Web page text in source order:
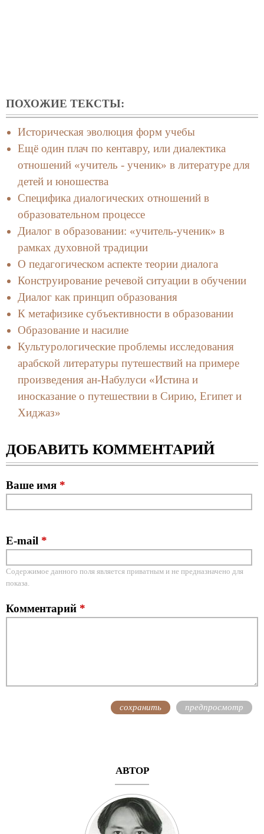
ПОХОЖИЕ ТЕКСТЫ:
Историческая эволюция форм учебы
Ещё один плач по кентавру, или диалектика
отношений «учитель - ученик» в литературе для
детей и юношества
Специфика диалогических отношений в
образовательном процессе
Диалог в образовании: «учитель-ученик» в
рамках духовной традиции
О педагогическом аспекте теории диалога
Конструирование речевой ситуации в обучении
Диалог как принцип образования
К метафизике субъективности в образовании
Образование и насилие
Культурологические проблемы исследования
арабской литературы путешествий на примере
произведения ан-Набулуси «Истина и
иносказание о путешествии в Сирию, Египет и
Хиджаз»
ДОБАВИТЬ КОММЕНТАРИЙ
Ваше имя *
E-mail *
Содержимое данного поля является приватным и не предназначено для
показа.
Комментарий *
АВТОР